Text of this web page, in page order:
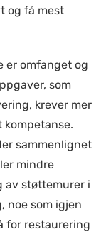
og få mest
er omfanget og
som
krever mer
kompetanse.
sammenlignet
mindre
av støttemurer i
noe som igjen
for restaurering